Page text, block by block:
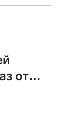
от